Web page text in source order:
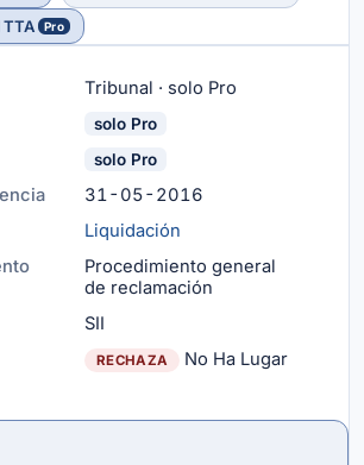
TTA Pro
Tribunal · solo Pro
solo Pro
solo Pro
31-05-2016
Liquidación
Procedimiento general
de reclamación
SII
RECHAZA No Ha Lugar